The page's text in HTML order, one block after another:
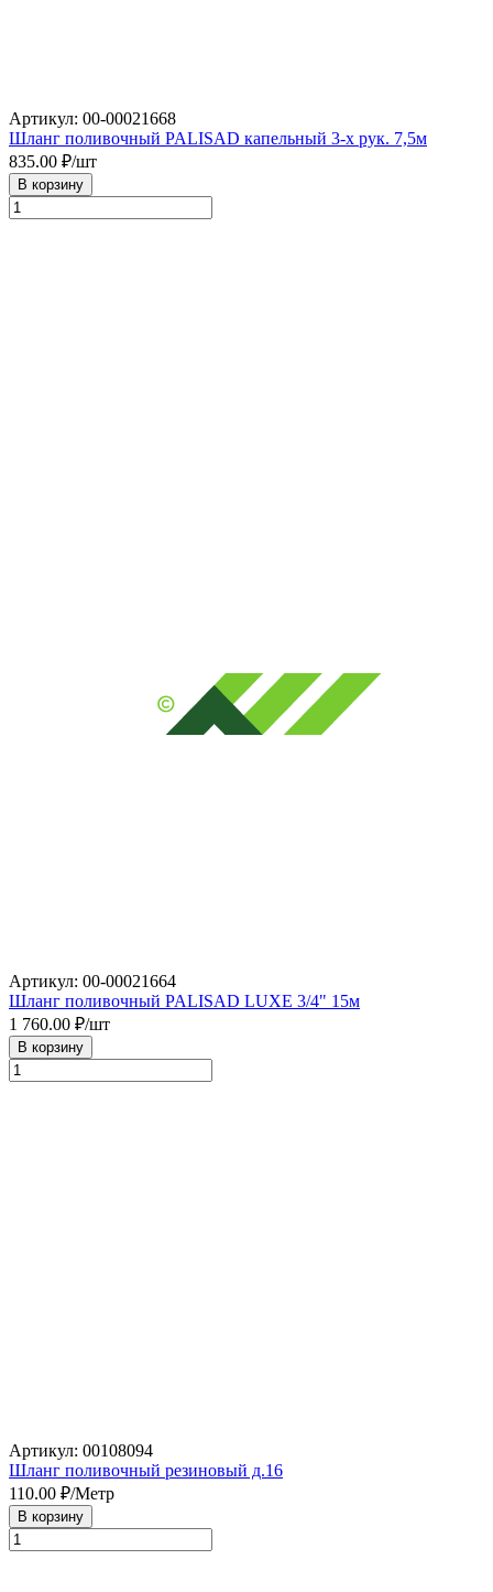
Артикул: 00-00021668
Шланг поливочный PALISAD капельный 3-х рук. 7,5м
835.00 ₽/шт
В корзину
Артикул: 00-00021664
Шланг поливочный PALISAD LUXE 3/4" 15м
1 760.00 ₽/шт
В корзину
Артикул: 00108094
Шланг поливочный резиновый д.16
110.00 ₽/Метр
В корзину